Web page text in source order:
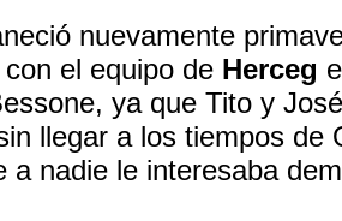
nuevamente
el equipo de Herceg
ya que Tito y
llegar a los tiempos de
a nadie le interesaba